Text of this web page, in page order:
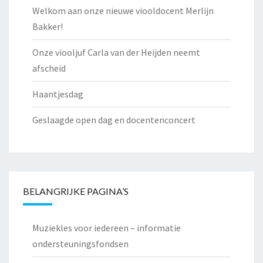
Welkom aan onze nieuwe viooldocent Merlijn
Bakker!
Onze viooljuf Carla van der Heijden neemt
afscheid
Haantjesdag
Geslaagde open dag en docentenconcert
BELANGRIJKE PAGINA’S
Muziekles voor iedereen – informatie
ondersteuningsfondsen